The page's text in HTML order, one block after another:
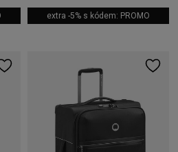
extra -5% s kódem: PROMO